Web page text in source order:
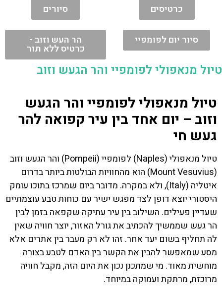
כרטיסים סיורים
סיור יום לפומפיי הר העש וזוב -
כרטיס ללא תור
טיול מנאפולי לפומפיי והר הגעש וזוב
טיול מנאפולי לפומפיי והר הגעש
וזוב – יום אחד בין עיר קפואה להר
געש חי
טיול מנאפולי (Naples) לפומפיי (Pompeii) והר הגעש וזוב
(Mount Vesuvius) הוא מהחוויות הבולטות ביותר בדרום
איטליה (Italy), ולא במקרה. מדובר ביום שמרכז בתוכו עומק
היסטורי יוצא דופן לצד מפגש ישיר עם כוחות טבע עוצמתיים
שעדיין פעילים. השילוב בין עיר עתיקה שקפאה בזמן לבין
הר געש שממשיך להכתיב את גורל האזור, יוצר חוויה שאין
לה תחליף בשום יעד אחר. זהו לא רק מעבר בין אתרים אלא
מסע שמאפשר להבין את הקשר בין האדם לטבע בצורה
מוחשית מאוד. מי שמתכנן נכון את היום הזה, מקבל חוויה
מרוכזת, מרתקת ועמוקה במיוחד.